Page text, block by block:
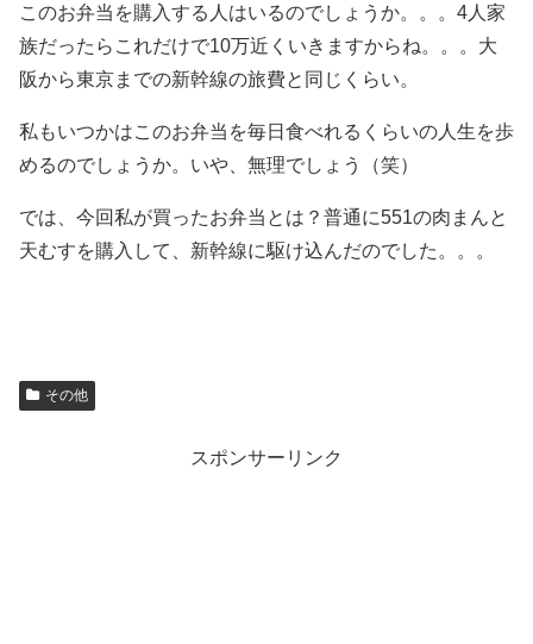
このお弁当を購入する人はいるのでしょうか。。。4人家
族だったらこれだけで10万近くいきますからね。。。大
阪から東京までの新幹線の旅費と同じくらい。
私もいつかはこのお弁当を毎日食べれるくらいの人生を歩
めるのでしょうか。いや、無理でしょう（笑）
では、今回私が買ったお弁当とは？普通に551の肉まんと
天むすを購入して、新幹線に駆け込んだのでした。。。
その他
スポンサーリンク